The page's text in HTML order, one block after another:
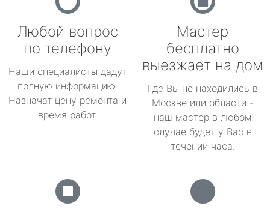
Любой вопрос
по телефону
Наши специалисты дадут
полную информацию.
Назначат цену ремонта и
время работ.
Мастер
бесплатно
выезжает на дом
Где Вы не находились в
Москве или области -
наш мастер в любом
случае будет у Вас в
течении часа.